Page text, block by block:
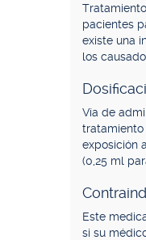
pacientes
existe una
los
Vía de
tratamiento
exposición
(0,25 ml
Este
si su